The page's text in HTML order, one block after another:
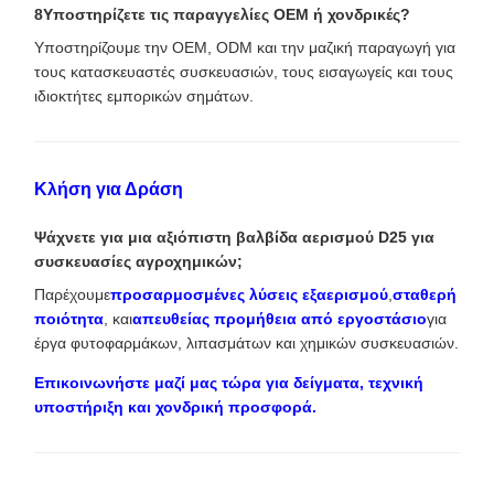
8Υποστηρίζετε τις παραγγελίες OEM ή χονδρικές?
Υποστηρίζουμε την OEM, ODM και την μαζική παραγωγή για
τους κατασκευαστές συσκευασιών, τους εισαγωγείς και τους
ιδιοκτήτες εμπορικών σημάτων.
Κλήση για Δράση
Ψάχνετε για μια αξιόπιστη βαλβίδα αερισμού D25 για
συσκευασίες αγροχημικών;
Παρέχουμεπροσαρμοσμένες λύσεις εξαερισμού σταθερή
ποιότητα , καιαπευθείας προμήθεια από εργοστάσιογια
έργα φυτοφαρμάκων, λιπασμάτων και χημικών συσκευασιών.
Επικοινωνήστε μαζί μας τώρα για δείγματα, τεχνική
υποστήριξη και χονδρική προσφορά.